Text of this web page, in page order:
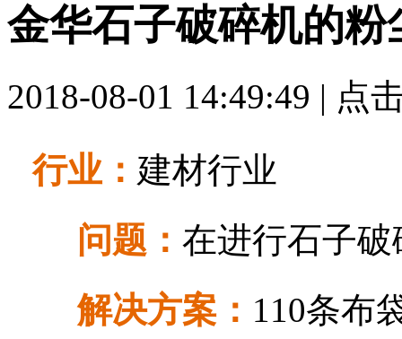
金华石子破碎机的粉
2018-08-01 14:49:49 | 点
行业： 建材行业
问题： 在进行石子
解决方案： 110条布